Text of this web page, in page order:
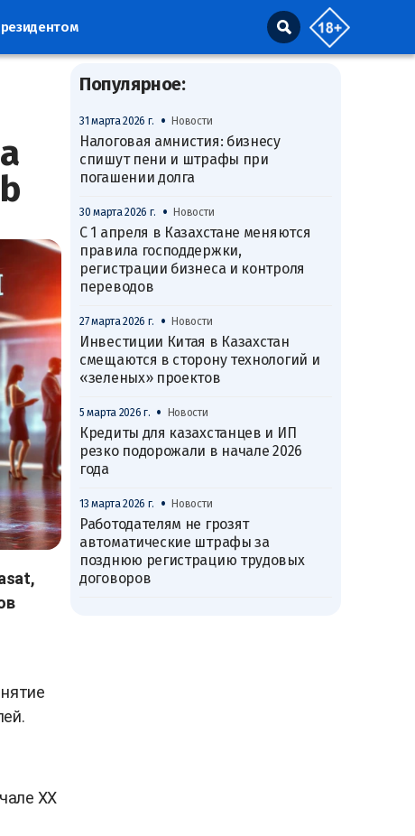
резидентом
XX
Популярное:
31 марта 2026 г. • Новости
Налоговая амнистия: бизнесу
спишут пени и штрафы при
погашении долга
30 марта 2026 г. • Новости
С 1 апреля в Казахстане меняются
правила господдержки,
регистрации бизнеса и контроля
переводов
27 марта 2026 г. • Новости
Инвестиции Китая в Казахстан
смещаются в сторону технологий и
«зеленых» проектов
5 марта 2026 г. • Новости
Кредиты для казахстанцев и ИП
резко подорожали в начале 2026
года
13 марта 2026 г. • Новости
Работодателям не грозят
автоматические штрафы за
позднюю регистрацию трудовых
договоров